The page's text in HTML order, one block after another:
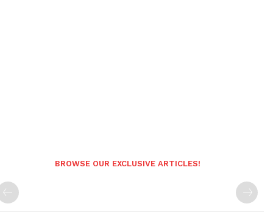
BROWSE OUR EXCLUSIVE ARTICLES!